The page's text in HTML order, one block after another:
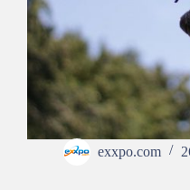
exxpo.com